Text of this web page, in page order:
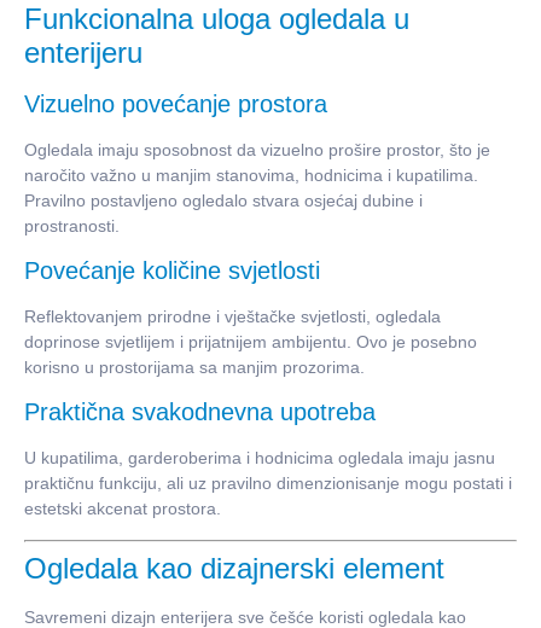
Funkcionalna uloga ogledala u
enterijeru
Vizuelno povećanje prostora
Ogledala imaju sposobnost da vizuelno prošire prostor, što je
naročito važno u manjim stanovima, hodnicima i kupatilima.
Pravilno postavljeno ogledalo stvara osjećaj dubine i
prostranosti.
Povećanje količine svjetlosti
Reflektovanjem prirodne i vještačke svjetlosti, ogledala
doprinose svjetlijem i prijatnijem ambijentu. Ovo je posebno
korisno u prostorijama sa manjim prozorima.
Praktična svakodnevna upotreba
U kupatilima, garderoberima i hodnicima ogledala imaju jasnu
praktičnu funkciju, ali uz pravilno dimenzionisanje mogu postati i
estetski akcenat prostora.
Ogledala kao dizajnerski element
Savremeni dizajn enterijera sve češće koristi ogledala kao